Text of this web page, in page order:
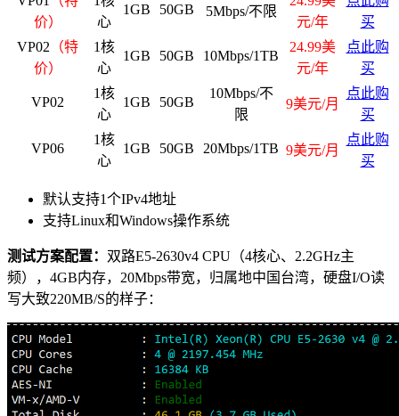
价）
心
1GB 50GB 5Mbps/不限
元/年
买
VP02 （特
价）
1核
心
1GB 50GB 10Mbps/1TB
24.99美
元/年
点此购
买
VP02
1核
心
1GB 50GB
10Mbps/不
限
9美元/月
点此购
买
VP06
1核
心
1GB 50GB 20Mbps/1TB 9美元/月
点此购
买
默认支持1个IPv4地址
支持Linux和Windows操作系统
测试方案配置： 双路E5-2630v4 CPU（4核心、2.2GHz主
频），4GB内存，20Mbps带宽，归属地中国台湾，硬盘I/O读
写大致220MB/S的样子：